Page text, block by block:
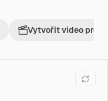
Vytvořit video